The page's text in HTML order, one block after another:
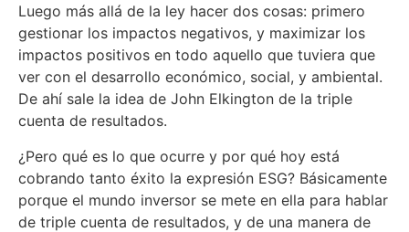
Luego más allá de la ley hacer dos cosas: primero
gestionar los impactos negativos, y maximizar los
impactos positivos en todo aquello que tuviera que
ver con el desarrollo económico, social, y ambiental.
De ahí sale la idea de John Elkington de la triple
cuenta de resultados.
¿Pero qué es lo que ocurre y por qué hoy está
cobrando tanto éxito la expresión ESG? Básicamente
porque el mundo inversor se mete en ella para hablar
de triple cuenta de resultados, y de una manera de